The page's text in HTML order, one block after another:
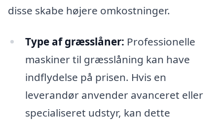
disse skabe højere omkostninger.
Type af græsslåner: Professionelle
maskiner til græsslåning kan have
indflydelse på prisen. Hvis en
leverandør anvender avanceret eller
specialiseret udstyr, kan dette